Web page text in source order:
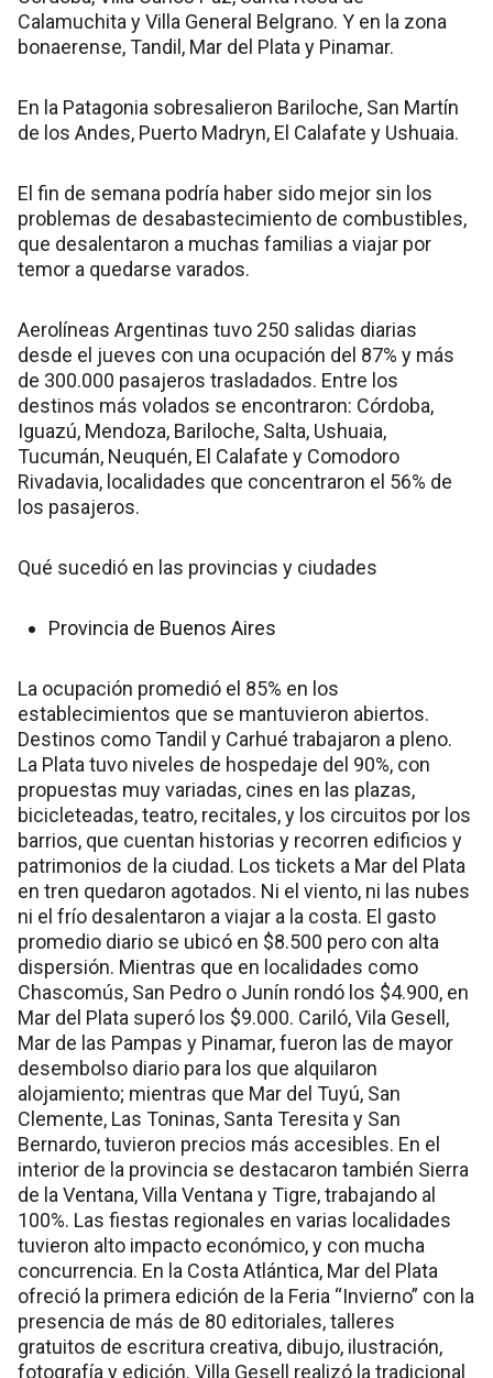
Calamuchita y Villa General Belgrano. Y en la zona
bonaerense, Tandil, Mar del Plata y Pinamar.
En la Patagonia sobresalieron Bariloche, San Martín
de los Andes, Puerto Madryn, El Calafate y Ushuaia.
El fin de semana podría haber sido mejor sin los
problemas de desabastecimiento de combustibles,
que desalentaron a muchas familias a viajar por
temor a quedarse varados.
Aerolíneas Argentinas tuvo 250 salidas diarias
desde el jueves con una ocupación del 87% y más
de 300.000 pasajeros trasladados. Entre los
destinos más volados se encontraron: Córdoba,
Iguazú, Mendoza, Bariloche, Salta, Ushuaia,
Tucumán, Neuquén, El Calafate y Comodoro
Rivadavia, localidades que concentraron el 56% de
los pasajeros.
Qué sucedió en las provincias y ciudades
Provincia de Buenos Aires
La ocupación promedió el 85% en los
establecimientos que se mantuvieron abiertos.
Destinos como Tandil y Carhué trabajaron a pleno.
La Plata tuvo niveles de hospedaje del 90%, con
propuestas muy variadas, cines en las plazas,
bicicleteadas, teatro, recitales, y los circuitos por los
barrios, que cuentan historias y recorren edificios y
patrimonios de la ciudad. Los tickets a Mar del Plata
en tren quedaron agotados. Ni el viento, ni las nubes
ni el frío desalentaron a viajar a la costa. El gasto
promedio diario se ubicó en $8.500 pero con alta
dispersión. Mientras que en localidades como
Chascomús, San Pedro o Junín rondó los $4.900, en
Mar del Plata superó los $9.000. Cariló, Vila Gesell,
Mar de las Pampas y Pinamar, fueron las de mayor
desembolso diario para los que alquilaron
alojamiento; mientras que Mar del Tuyú, San
Clemente, Las Toninas, Santa Teresita y San
Bernardo, tuvieron precios más accesibles. En el
interior de la provincia se destacaron también Sierra
de la Ventana, Villa Ventana y Tigre, trabajando al
100%. Las fiestas regionales en varias localidades
tuvieron alto impacto económico, y con mucha
concurrencia. En la Costa Atlántica, Mar del Plata
ofreció la primera edición de la Feria “Invierno” con la
presencia de más de 80 editoriales, talleres
gratuitos de escritura creativa, dibujo, ilustración,
fotografía y edición. Villa Gesell realizó la tradicional